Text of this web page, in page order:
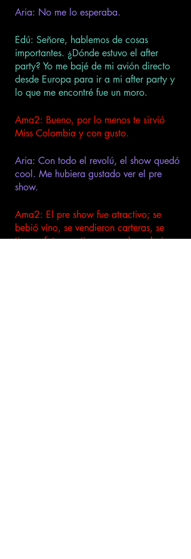
Aria: No me lo esperaba.
Edú: Señore, hablemos de cosas
importantes. ¿Dónde estuvo el after
party? Yo me bajé de mi avión directo
desde Europa para ir a mi after party y
lo que me encontré fue un moro.
Ama2: Bueno, por lo menos te sirvió
Miss Colombia y con gusto.
Aria: Con todo el revolú, el show quedó
cool. Me hubiera gustado ver el pre
show.
Ama2: El pre show fue atractivo; se
bebió vino, se vendieron carteras, se
tiraron fotos, se tiraron cuadros al piso y